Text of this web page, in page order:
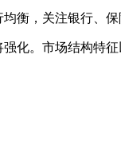
，关注银行、保
化。市场结构特